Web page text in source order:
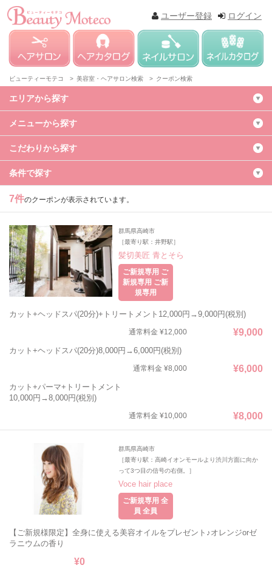
ログイン
ユーザー登録
ビューティーモテコ > 美容室・ヘアサロン検索 > クーポン検索
エリアから探す
メニューから探す
こだわりから探す
条件で探す
7件のクーポンが表示されています。
群馬県高崎市
［最寄り駅：井野駅］
髪切美匠 青とそら
ご新規専用 ご
新規専用 ご新
規専用
カット+ヘッドスパ(20分)+トリートメント12,000円→9,000円(税別)
通常料金 ¥12,000 ¥9,000
カット+ヘッドスパ(20分)8,000円→6,000円(税別)
通常料金 ¥8,000 ¥6,000
カット+パーマ+トリートメント
10,000円→8,000円(税別)
通常料金 ¥10,000 ¥8,000
群馬県高崎市
［最寄り駅：高崎イオンモールより渋川方面に向か
って3つ目の信号の右側。］
Voce hair place
ご新規専用 全
員 全員
【ご新規様限定】全身に使える美容オイルをプレゼント♪オレンジorゼ
ラニウムの香り
¥0